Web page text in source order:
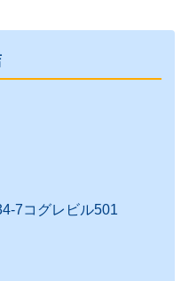
7コグレビル501